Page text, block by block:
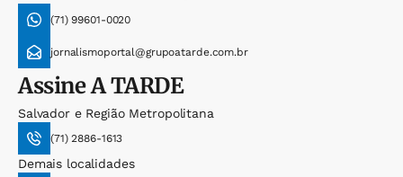
(71) 99601-0020
jornalismoportal@grupoatarde.com.br
AssineA TARDE
Salvador e Região Metropolitana
(71) 2886-1613
Demais localidades